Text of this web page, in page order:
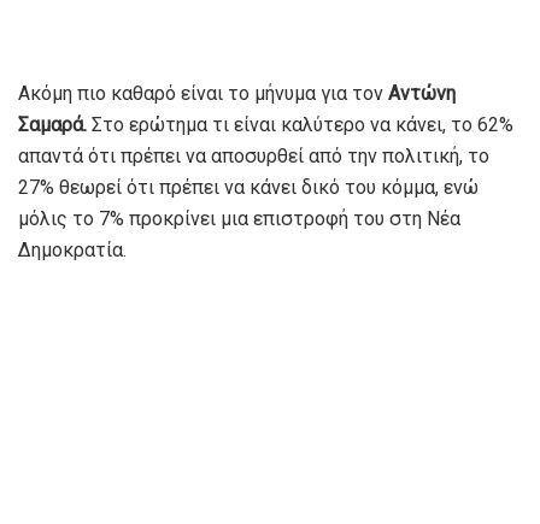
Ακόμη πιο καθαρό είναι το μήνυμα για τον Αντώνη
Σαμαρά. Στο ερώτημα τι είναι καλύτερο να κάνει, το 62%
απαντά ότι πρέπει να αποσυρθεί από την πολιτική, το
27% θεωρεί ότι πρέπει να κάνει δικό του κόμμα, ενώ
μόλις το 7% προκρίνει μια επιστροφή του στη Νέα
Δημοκρατία.